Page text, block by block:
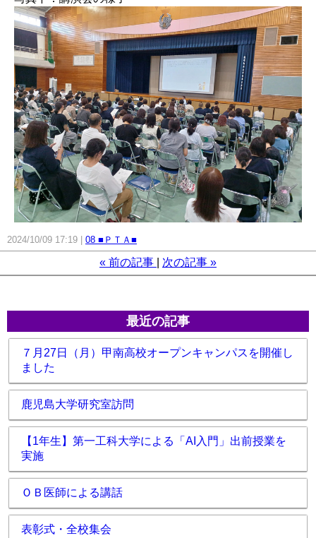
2024/10/09 17:19 08 ■ＰＴＡ■
« 前の記事 次の記事 »
最近の記事
７月27日（月）甲南高校オープンキャンパスを開催し
ました
鹿児島大学研究室訪問
【1年生】第一工科大学による「AI入門」出前授業を
実施
ＯＢ医師による講話
表彰式・全校集会